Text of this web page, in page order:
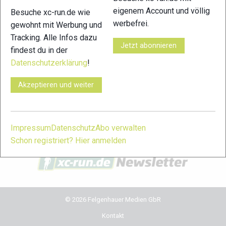
xc-run.de in den sozialen Netzwerken
facebookinstagramyoutubeuser-
circle
xc-run.de Newsletter Anmeldung
dich für unseren Newsletter an. Während der Saison erhältst
du damit regelmäßig die wichtigsten News und Themen in
dein Postfach. Einfach hier anmelden:
© 2026 Felgenhauer Medien GbR
Kontakt
Besuche xc-run.de wie
gewohnt mit Werbung und
Tracking. Alle Infos dazu
findest du in der
Datenschutzerklärung!
Akzeptieren und weiter
eigenem Account und völlig
werbefrei.
Jetzt abonnieren
ImpressumDatenschutzAbo verwalten
Schon registriert? Hier anmelden